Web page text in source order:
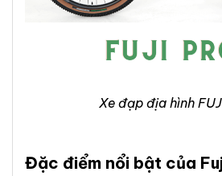
Xe đạp địa hình
Đặc điểm nổi bật của